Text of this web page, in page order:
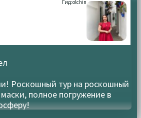
Гид:olchin
Роскошный тур на роскошный
полное погружение в